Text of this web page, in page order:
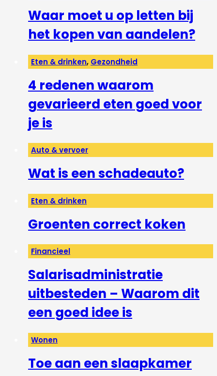
Waar moet u op letten bij
het kopen van aandelen?
Eten & drinken, Gezondheid
4 redenen waarom
gevarieerd eten goed voor
je is
Auto & vervoer
Wat is een schadeauto?
Eten & drinken
Groenten correct koken
Financieel
Salarisadministratie
uitbesteden – Waarom dit
een goed idee is
Wonen
Toe aan een slaapkamer